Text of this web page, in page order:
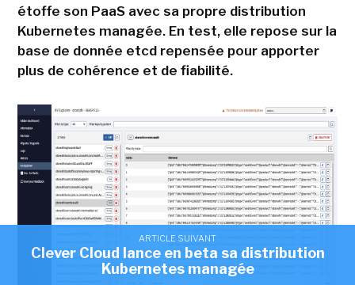
ARTICLE SUIVANT
Clever Cloud lance en beta sa distribution
Kubernetes managée
étoffe son PaaS avec sa propre distribution
Kubernetes managée. En test, elle repose sur la
base de donnée etcd repensée pour apporter
plus de cohérence et de fiabilité.